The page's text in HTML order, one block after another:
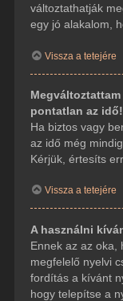
változtathatják
egy jó alakalom,
Vissza a tetejére
pontatlan az idő!
Ha biztos vagy
az idő még
Kérjük, értesíts
Vissza a tetejére
A használni
Ennek az az oka,
megfelelő nyelvi
fordítás a kívánt
hogy telepítse a